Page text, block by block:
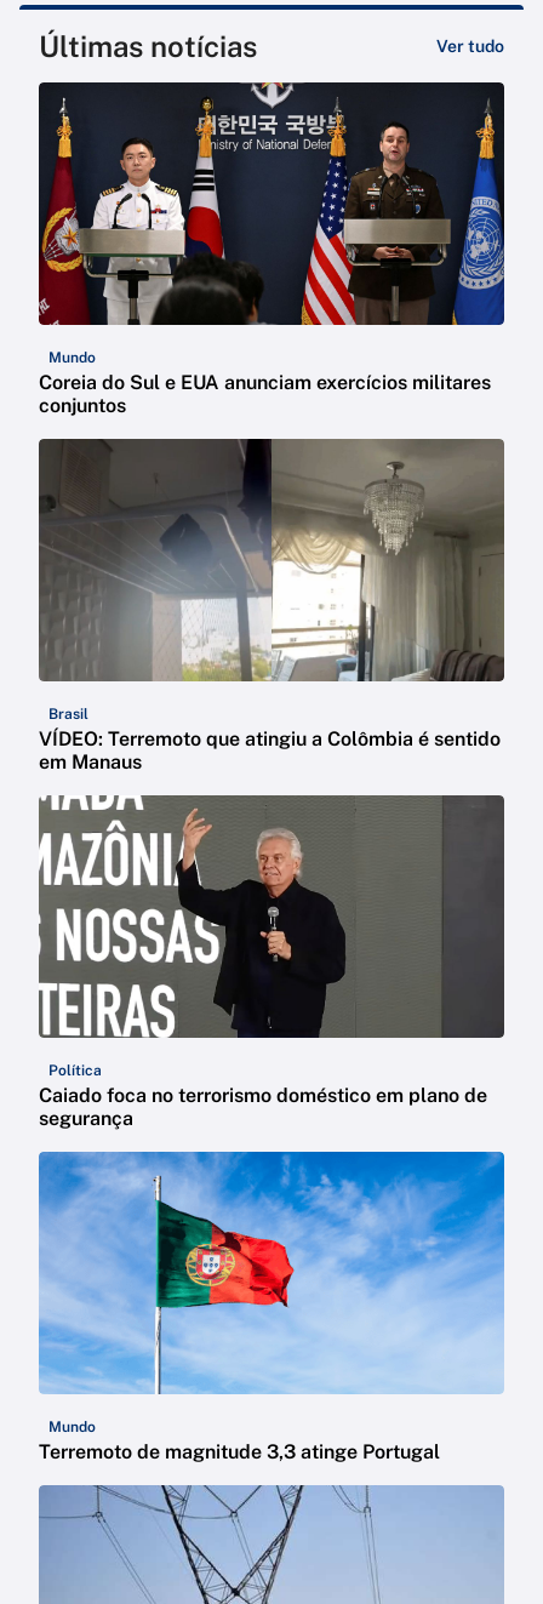
Últimas notícias Ver tudo
Mundo
Coreia do Sul e EUA anunciam exercícios militares
conjuntos
Brasil
VÍDEO: Terremoto que atingiu a Colômbia é sentido
em Manaus
Política
Caiado foca no terrorismo doméstico em plano de
segurança
Mundo
Terremoto de magnitude 3,3 atinge Portugal